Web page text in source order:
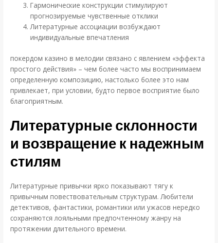
Гармонические конструкции стимулируют
прогнозируемые чувственные отклики
Литературные ассоциации возбуждают
индивидуальные впечатления
покердом казино в мелодии связано с явлением «эффекта
простого действия» – чем более часто мы воспринимаем
определенную композицию, настолько более это нам
привлекает, при условии, будто первое восприятие было
благоприятным.
Литературные склонности
и возвращение к надежным
стилям
Литературные привычки ярко показывают тягу к
привычным повествовательным структурам. Любители
детективов, фантастики, романтики или ужасов нередко
сохраняются лояльными предпочтенному жанру на
протяжении длительного времени.